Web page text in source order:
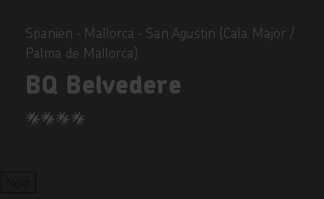
Spanien ∙ Mallorca ∙ San Agustin (Cala Major /
Palma de Mallorca)
BQ Belvedere
4